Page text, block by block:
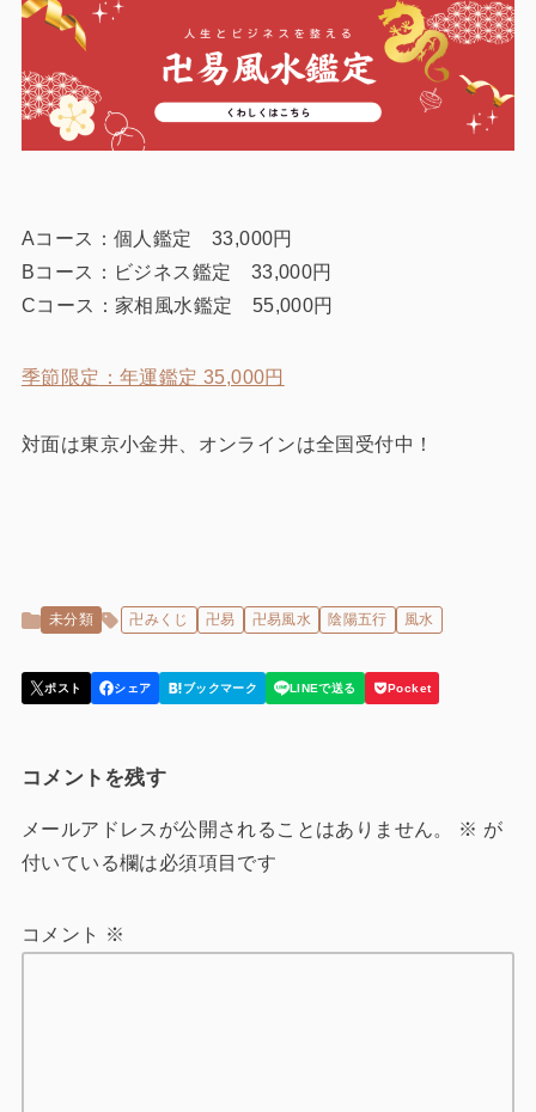
Aコース：個人鑑定 33,000円
Bコース：ビジネス鑑定 33,000円
Cコース：家相風水鑑定 55,000円
季節限定：年運鑑定 35,000円
対面は東京小金井、オンラインは全国受付中！
未分類 卍みくじ 卍易 卍易風水 陰陽五行 風水
コメントを残す
メールアドレスが公開されることはありません。 ※ が
付いている欄は必須項目です
コメント ※